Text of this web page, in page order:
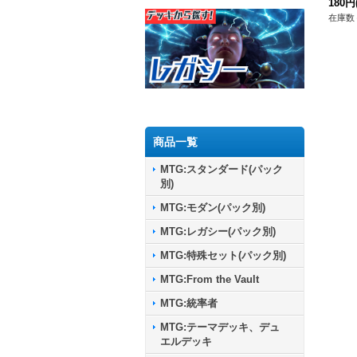
商品一覧
MTG:スタンダード(パック
別)
MTG:モダン(パック別)
MTG:レガシー(パック別)
MTG:特殊セット(パック別)
MTG:From the Vault
MTG:統率者
MTG:テーマデッキ、デュ
エルデッキ
180円
在庫数